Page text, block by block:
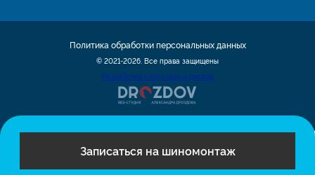
Записаться на шиномонтаж
© 2021-2026. Все права защищены
Разработка сайта шин и дисков
Политика обработки персональных данных